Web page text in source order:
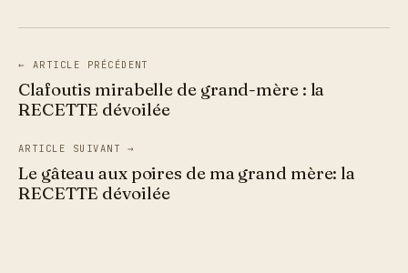
← ARTICLE PRÉCÉDENT
Clafoutis mirabelle de grand-mère : la
RECETTE dévoilée
ARTICLE SUIVANT →
Le gâteau aux poires de ma grand mère: la
RECETTE dévoilée